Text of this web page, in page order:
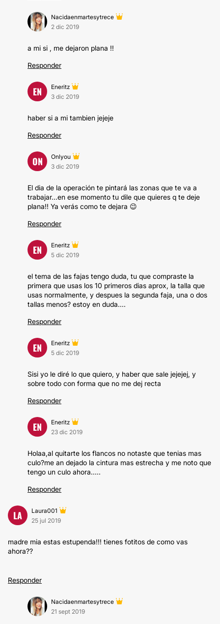
Nacidaenmartesytrece
2 dic 2019
a mi si , me dejaron plana !!
Responder
EN
Eneritz
3 dic 2019
haber si a mi tambien jejeje
Responder
ON
Onlyou
3 dic 2019
El dia de la operación te pintará las zonas que te va a
trabajar...en ese momento tu dile que quieres q te deje
plana!! Ya verás como te dejara 😉
Responder
EN
Eneritz
5 dic 2019
el tema de las fajas tengo duda, tu que compraste la
primera que usas los 10 primeros dias aprox, la talla que
usas normalmente, y despues la segunda faja, una o dos
tallas menos? estoy en duda....
Responder
EN
Eneritz
5 dic 2019
Sisi yo le diré lo que quiero, y haber que sale jejejej, y
sobre todo con forma que no me dej recta
Responder
EN
Eneritz
23 dic 2019
Holaa,al quitarte los flancos no notaste que tenias mas
culo?me an dejado la cintura mas estrecha y me noto que
tengo un culo ahora.....
Responder
LA
Laura001
25 jul 2019
madre mia estas estupenda!!! tienes fotitos de como vas
ahora??
Responder
Nacidaenmartesytrece
21 sept 2019